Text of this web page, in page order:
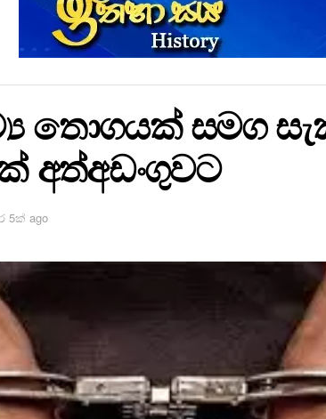
තොගයක් සමග
අත්අඩංගුවට
5ක් ago